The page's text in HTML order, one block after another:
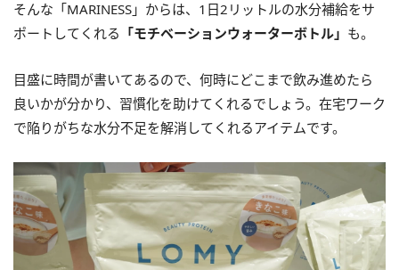
そんな「MARINESS」からは、1日2リットルの水分補給をサ
ポートしてくれる 「モチベーションウォーターボトル」 も。
目盛に時間が書いてあるので、何時にどこまで飲み進めたら
良いかが分かり、習慣化を助けてくれるでしょう。在宅ワーク
で陥りがちな水分不足を解消してくれるアイテムです。